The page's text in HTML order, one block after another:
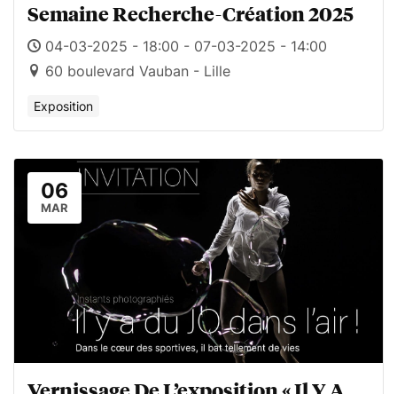
Semaine Recherche-Création 2025
04-03-2025 - 18:00 - 07-03-2025 - 14:00
60 boulevard Vauban - Lille
Exposition
06
MAR